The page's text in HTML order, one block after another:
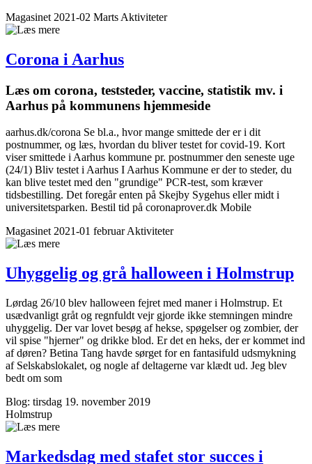
Magasinet 2021-02 Marts Aktiviteter
Corona i Aarhus
Læs om corona, teststeder, vaccine, statistik mv. i
Aarhus på kommunens hjemmeside
aarhus.dk/corona Se bl.a., hvor mange smittede der er i dit
postnummer, og læs, hvordan du bliver testet for covid-19. Kort
viser smittede i Aarhus kommune pr. postnummer den seneste uge
(24/1) Bliv testet i Aarhus I Aarhus Kommune er der to steder, du
kan blive testet med den "grundige" PCR-test, som kræver
tidsbestilling. Det foregår enten på Skejby Sygehus eller midt i
universitetsparken. Bestil tid på coronaprover.dk Mobile
Magasinet 2021-01 februar Aktiviteter
Uhyggelig og grå halloween i Holmstrup
Lørdag 26/10 blev halloween fejret med maner i Holmstrup. Et
usædvanligt gråt og regnfuldt vejr gjorde ikke stemningen mindre
uhyggelig. Der var lovet besøg af hekse, spøgelser og zombier, der
vil spise "hjerner" og drikke blod. Er det en heks, der er kommet ind
af døren? Betina Tang havde sørget for en fantasifuld udsmykning
af Selskabslokalet, og nogle af deltagerne var klædt ud. Jeg blev
bedt om som
Blog: tirsdag 19. november 2019
Holmstrup
Markedsdag med stafet stor succes i